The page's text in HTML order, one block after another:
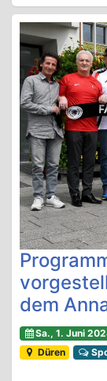
dem
Sa., 1. Juni
Düren